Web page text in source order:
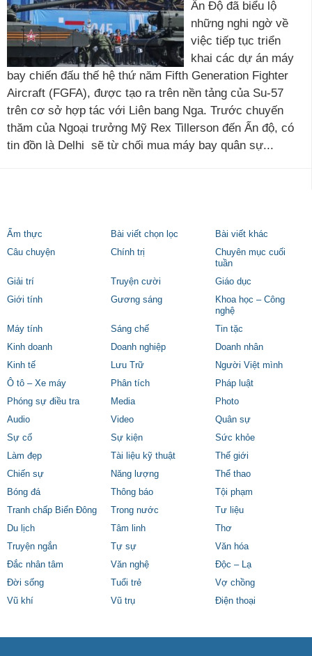
Ấn Độ đã biểu lộ
những nghi ngờ về
việc tiếp tục triển
khai các dự án máy
bay chiến đấu thế hệ thứ năm Fifth Generation Fighter
Aircraft (FGFA), được tạo ra trên nền tảng của Su-57
trên cơ sở hợp tác với Liên bang Nga. Trước chuyến
thăm của Ngoại trưởng Mỹ Rex Tillerson đến Ấn độ, có
tin đồn là Delhi sẽ từ chối mua máy bay quân sự...
Ẩm thực Bài viết chọn lọc
Bài viết khác
Câu chuyện
Chính trị
Chuyên mục cuối
tuần
Giải trí
Truyện cười
Giáo dục
Giới tính
Gương sáng
Khoa học – Công
nghệ
Máy tính
Sáng chế
Tin tặc
Kinh doanh
Doanh nghiệp
Doanh nhân
Kinh tế
Lưu Trữ
Người Việt mình
Ô tô – Xe máy
Phân tích
Pháp luật
Phóng sự điều tra
Media
Photo
Audio
Video
Quân sự
Sự cố
Sự kiện
Sức khỏe
Làm đẹp
Tài liệu kỹ thuật
Thế giới
Chiến sự
Năng lượng
Thể thao
Bóng đá
Thông báo
Tội phạm
Tranh chấp Biển Đông
Trong nước
Tư liệu
Du lịch
Tâm linh
Thơ
Truyện ngắn
Tự sự
Văn hóa
Đắc nhân tâm
Văn nghệ
Độc – Lạ
Đời sống
Tuổi trẻ
Vợ chồng
Vũ khí
Vũ trụ Điện thoại